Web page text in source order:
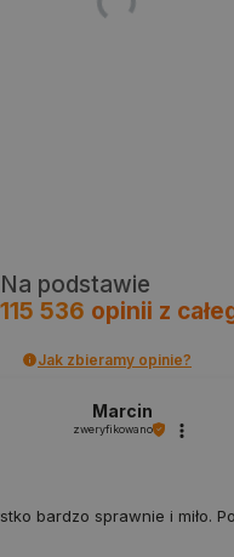
Na podstawie
115 536 opinii z
Jak zbieramy opinie?
Marcin
zweryfikowano
bardzo sprawnie i miło.